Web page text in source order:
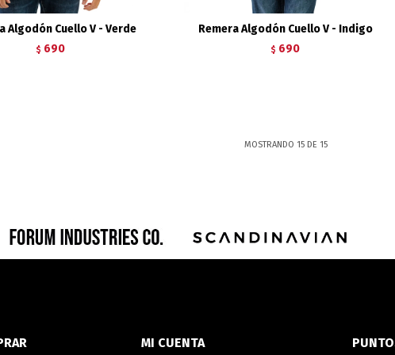
Algodón Cuello V - Verde
$ 690
Remera Algodón Cuello V - Indigo
$ 690
MOSTRANDO 15DE 15
MI CUENTA